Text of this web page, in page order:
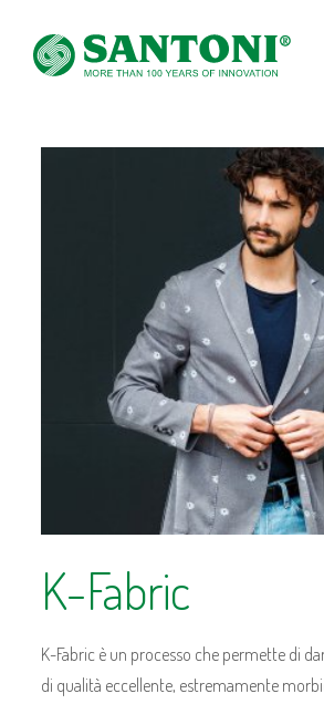
K-Fabric
K-Fabric è un processo che permette di
di qualità eccellente, estremamente